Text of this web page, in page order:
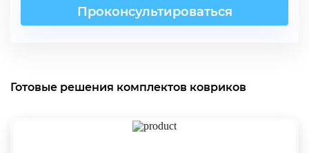
Проконсультироваться
Готовые решения комплектов ковриков